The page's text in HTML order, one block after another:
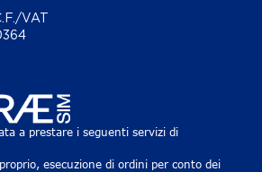
VAT
a prestare i seguenti servizi di
esecuzione di ordini per conto dei